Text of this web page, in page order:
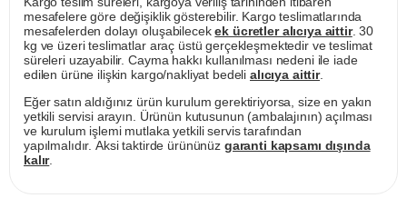
mesafelere göre değişiklik gösterebilir. Kargo teslimatlarında
mesafelerden dolayı oluşabilecekek ücretler alıcıya aittir. 30
kg ve üzeri teslimatlar araç üstü gerçekleşmektedir ve teslimat
süreleri uzayabilir. Cayma hakkı kullanılması nedeni ile iade
edilen ürüne ilişkin kargo/nakliyat bedeli alıcıya aittir.
Eğer satın aldığınız ürün kurulum gerektiriyorsa, size en yakın
yetkili servisi arayın. Ürünün kutusunun (ambalajının) açılması
ve kurulum işlemi mutlaka yetkili servis tarafından
yapılmalıdır. Aksi taktirde ürününüz garanti kapsamı dışında
kalır.